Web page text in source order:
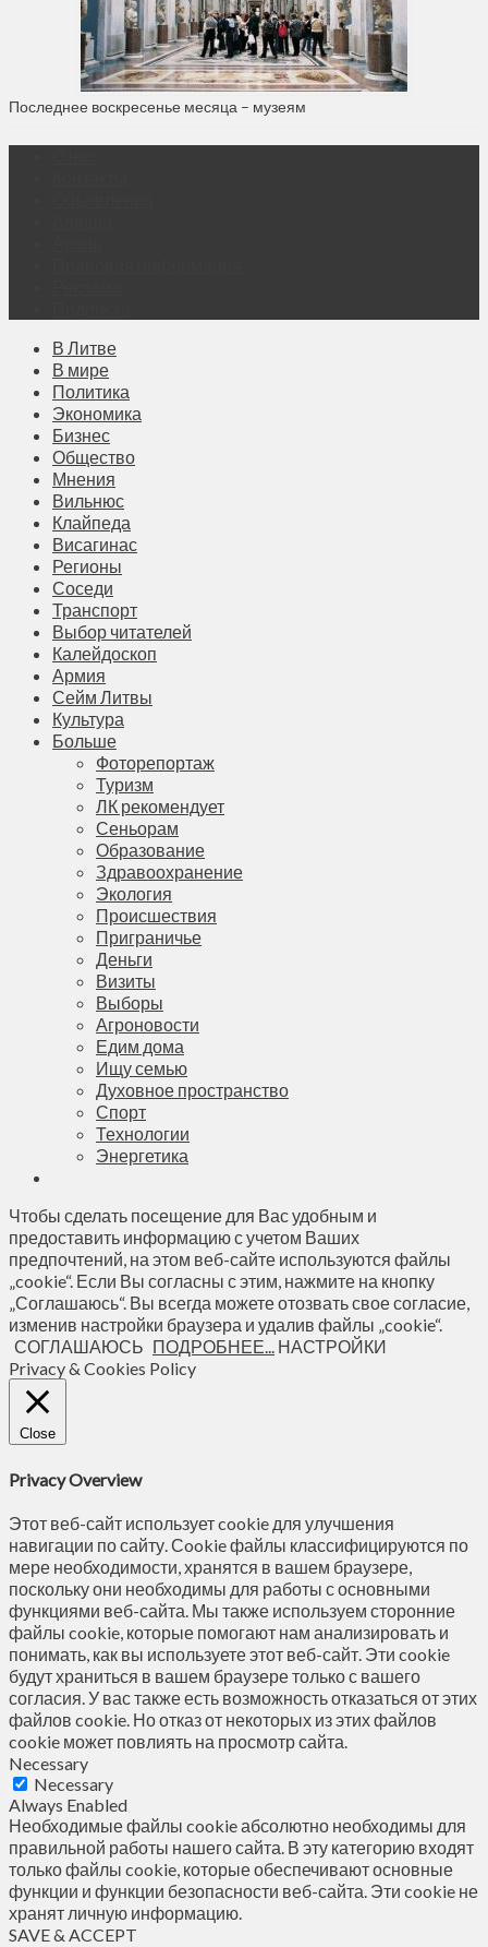
Последнее воскресенье месяца – музеям
В Литве
В мире
Политика
Экономика
Бизнес
Общество
Мнения
Вильнюс
Клайпеда
Висагинас
Регионы
Соседи
Транспорт
Выбор читателей
Калейдоскоп
Армия
Сейм Литвы
Культура
Больше
Фоторепортаж
Туризм
ЛК рекомендует
Сеньорам
Образование
Здравоохранение
Экология
Происшествия
Приграничье
Деньги
Визиты
Выборы
Агроновости
Едим дома
Ищу семью
Духовное пространство
Спорт
Технологии
Энергетика
Чтобы сделать посещение для Вас удобным и
предоставить информацию с учетом Ваших
предпочтений, на этом веб-сайте используются файлы
„cookie“. Если Вы согласны с этим, нажмите на кнопку
„Соглашаюсь“. Вы всегда можете отозвать свое согласие,
изменив настройки браузера и удалив файлы „cookie“.
СОГЛАШАЮСЬ ПОДРОБНЕЕ... НАСТРОЙКИ
Privacy & Cookies Policy
Close
Privacy Overview
Этот веб-сайт использует cookie для улучшения
навигации по сайту. Сookie файлы классифицируются по
мере необходимости, хранятся в вашем браузере,
поскольку они необходимы для работы с основными
функциями веб-сайта. Мы также используем сторонние
файлы cookie, которые помогают нам анализировать и
понимать, как вы используете этот веб-сайт. Эти cookie
будут храниться в вашем браузере только с вашего
согласия. У вас также есть возможность отказаться от этих
файлов cookie. Но отказ от некоторых из этих файлов
cookie может повлиять на просмотр сайта.
Necessary
Necessary
Always Enabled
Необходимые файлы cookie абсолютно необходимы для
правильной работы нашего сайта. В эту категорию входят
только файлы cookie, которые обеспечивают основные
функции и функции безопасности веб-сайта. Эти cookie не
хранят личную информацию.
SAVE & ACCEPT